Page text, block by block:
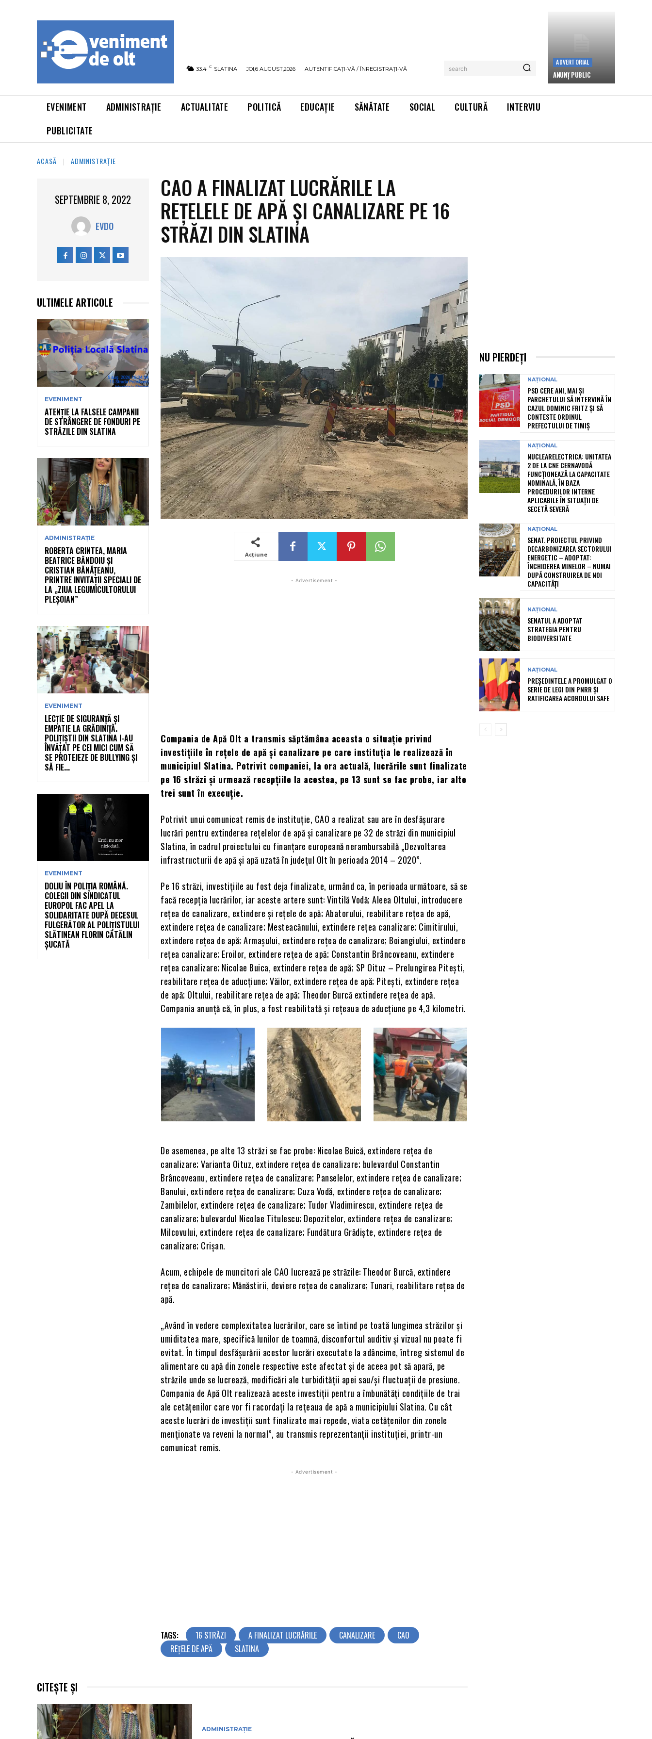
33.4 C SLATINA JOI,6 AUGUST,2026 AUTENTIFICAȚI-VĂ / ÎNREGISTRAȚI-VĂ search
ADVERTORIAL
ANUNȚ PUBLIC
EVENIMENT ADMINISTRAȚIE ACTUALITATE POLITICĂ EDUCAȚIE SĂNĂTATE SOCIAL CULTURĂ
INTERVIU
PUBLICITATE
ACASĂ ADMINISTRAȚIE
SEPTEMBRIE 8, 2022
EVDO
ULTIMELE ARTICOLE
EVENIMENT
ATENȚIE LA FALSELE CAMPANII
DE STRÂNGERE DE FONDURI PE
STRĂZILE DIN SLATINA
ADMINISTRAȚIE
ROBERTA CRINTEA, MARIA
BEATRICE BĂNDOIU ȘI
CRISTIAN BĂNĂȚEANU,
PRINTRE INVITAȚII SPECIALI DE
LA „ZIUA LEGUMICULTORULUI
PLEȘOIAN”
EVENIMENT
LECȚIE DE SIGURANȚĂ ȘI
EMPATIE LA GRĂDINIȚĂ.
POLIȚIȘTII DIN SLATINA I-AU
ÎNVĂȚAT PE CEI MICI CUM SĂ
SE PROTEJEZE DE BULLYING ȘI
SĂ FIE...
EVENIMENT
DOLIU ÎN POLIȚIA ROMÂNĂ.
COLEGII DIN SINDICATUL
EUROPOL FAC APEL LA
SOLIDARITATE DUPĂ DECESUL
FULGERĂTOR AL POLIȚISTULUI
SLĂTINEAN FLORIN CĂTĂLIN
ȘUCATĂ
CAO A FINALIZAT LUCRĂRILE LA
REȚELELE DE APĂ ȘI CANALIZARE PE 16
STRĂZI DIN SLATINA
Acțiune
- Advertisement -
Compania de Apă Olt a transmis săptămâna aceasta o situație privind
investițiile în rețele de apă și canalizare pe care instituția le realizează în
municipiul Slatina. Potrivit companiei, la ora actuală, lucrările sunt finalizate
pe 16 străzi și urmează recepțiile la acestea, pe 13 sunt se fac probe, iar alte
trei sunt în execuție.
Potrivit unui comunicat remis de instituție, CAO a realizat sau are în desfășurare
lucrări pentru extinderea rețelelor de apă și canalizare pe 32 de străzi din municipiul
Slatina, în cadrul proiectului cu finanțare europeană nerambursabilă „Dezvoltarea
infrastructurii de apă și apă uzată în județul Olt în perioada 2014 – 2020”.
Pe 16 străzi, investițiile au fost deja finalizate, urmând ca, în perioada următoare, să se
facă recepția lucrărilor, iar aceste artere sunt: Vintilă Vodă; Aleea Oltului, introducere
rețea de canalizare, extindere și rețele de apă; Abatorului, reabilitare rețea de apă,
extindere rețea de canalizare; Mesteacănului, extindere rețea canalizare; Cimitirului,
extindere rețea de apă; Armașului, extindere rețea de canalizare; Boiangiului, extindere
rețea canalizare; Eroilor, extindere rețea de apă; Constantin Brâncoveanu, extindere
rețea canalizare; Nicolae Buica, extindere rețea de apă; SP Oituz – Prelungirea Pitești,
reabilitare rețea de aducțiune; Văilor, extindere rețea de apă; Pitești, extindere rețea
de apă; Oltului, reabilitare rețea de apă; Theodor Burcă extindere rețea de apă.
Compania anunță că, în plus, a fost reabilitată și rețeaua de aducțiune pe 4,3 kilometri.
De asemenea, pe alte 13 străzi se fac probe: Nicolae Buică, extindere rețea de
canalizare; Varianta Oituz, extindere rețea de canalizare; bulevardul Constantin
Brâncoveanu, extindere rețea de canalizare; Panselelor, extindere rețea de canalizare;
Banului, extindere rețea de canalizare; Cuza Vodă, extindere rețea de canalizare;
Zambilelor, extindere rețea de canalizare; Tudor Vladimirescu, extindere rețea de
canalizare; bulevardul Nicolae Titulescu; Depozitelor, extindere rețea de canalizare;
Milcovului, extindere rețea de canalizare; Fundătura Grădiște, extindere rețea de
canalizare; Crișan.
Acum, echipele de muncitori ale CAO lucrează pe străzile: Theodor Burcă, extindere
rețea de canalizare; Mănăstirii, deviere rețea de canalizare; Tunari, reabilitare rețea de
apă.
„Având în vedere complexitatea lucrărilor, care se întind pe toată lungimea străzilor și
umiditatea mare, specifică lunilor de toamnă, disconfortul auditiv și vizual nu poate fi
evitat. În timpul desfășurării acestor lucrări executate la adâncime, întreg sistemul de
alimentare cu apă din zonele respective este afectat și de aceea pot să apară, pe
străzile unde se lucrează, modificări ale turbidității apei sau/și fluctuații de presiune.
Compania de Apă Olt realizează aceste investiții pentru a îmbunătăți condițiile de trai
ale cetățenilor care vor fi racordați la rețeaua de apă a municipiului Slatina. Cu cât
aceste lucrări de investiții sunt finalizate mai repede, viata cetățenilor din zonele
menționate va reveni la normal”, au transmis reprezentanții instituției, printr-un
comunicat remis.
- Advertisement -
TAGS: 16 STRĂZI A FINALIZAT LUCRĂRILE CANALIZARE
CAO
REȚELE DE APĂ
SLATINA
CITEȘTE ȘI
ADMINISTRAȚIE
NU PIERDEȚI
NAȚIONAL
PSD CERE ANI, MAI ȘI
PARCHETULUI SĂ INTERVINĂ ÎN
CAZUL DOMINIC FRITZ ȘI SĂ
CONTESTE ORDINUL
PREFECTULUI DE TIMIȘ
NAȚIONAL
NUCLEARELECTRICA: UNITATEA
2 DE LA CNE CERNAVODĂ
FUNCȚIONEAZĂ LA CAPACITATE
NOMINALĂ, ÎN BAZA
PROCEDURILOR INTERNE
APLICABILE ÎN SITUAȚII DE
SECETĂ SEVERĂ
NAȚIONAL
SENAT. PROIECTUL PRIVIND
DECARBONIZAREA SECTORULUI
ENERGETIC – ADOPTAT:
ÎNCHIDEREA MINELOR – NUMAI
DUPĂ CONSTRUIREA DE NOI
CAPACITĂȚI
NAȚIONAL
SENATUL A ADOPTAT
STRATEGIA PENTRU
BIODIVERSITATE
NAȚIONAL
PREȘEDINTELE A PROMULGAT O
SERIE DE LEGI DIN PNRR ȘI
RATIFICAREA ACORDULUI SAFE